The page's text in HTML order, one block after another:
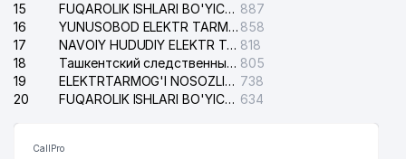
15
FUQAROLIK ISHLARI BO'YICHA YAKKASAROY TUMANLARARO SUDI 887
16
YUNUSOBOD ELEKTR TARMOG'I NOSOZLIKLARI XIZMATI 858
17
NAVOIY HUDUDIY ELEKTR TARMOQLARI KORXONASI AJ 818
18
Ташкентский следственный изолятор 805
19
ELEKTRTARMOG'I NOSOZLIKLARINI TO'ZATISH SERGELI XIZMATI 738
20
FUQAROLIK ISHLARI BO'YICHA UCH-TEPA TUMANI SUDI 634
CallPro